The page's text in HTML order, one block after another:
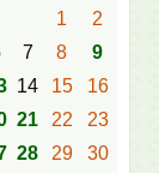
1
2
7 8
9
14 15
16
21 22
23
28 29
30